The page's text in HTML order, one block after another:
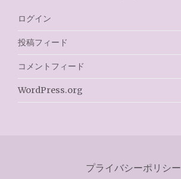
ログイン
投稿フィード
コメントフィード
WordPress.org
プライバシーポリシー